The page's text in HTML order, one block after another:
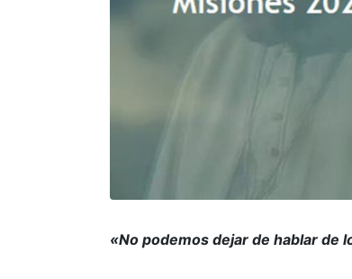
«No podemos dejar de hablar de